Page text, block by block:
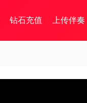
钻石充值 上传伴奏